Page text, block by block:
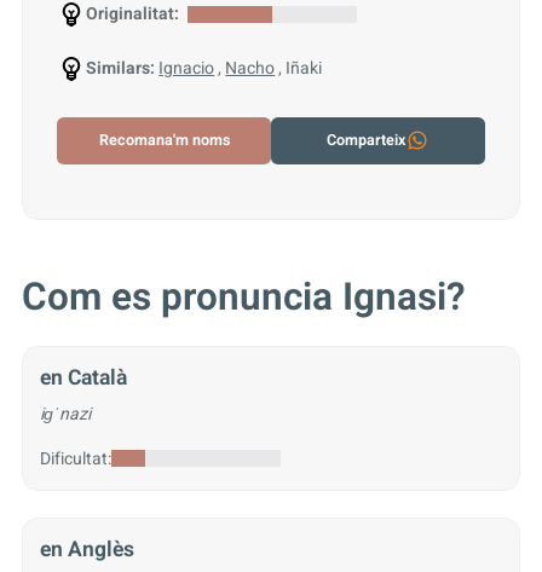
Originalitat:
Similars: Ignacio,Nacho, Iñaki
Recomana'm noms Comparteix
Com es pronuncia Ignasi?
en Català
iɡˈnazi
Dificultat:
en Anglès